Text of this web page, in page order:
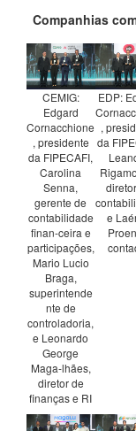
Companhias
CEMIG:
Edgard
Cornacchione
, presidente
da FIPECAFI,
Carolina
Senna,
gerente de
contabilidade
finan-ceira e
participações,
Mario Lucio
Braga,
superintende
nte de
controladoria,
e Leonardo
George
Maga-lhães,
diretor de
finanças e RI
EDP:
,
da
e